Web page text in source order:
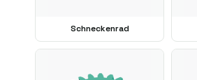
Schneckenrad